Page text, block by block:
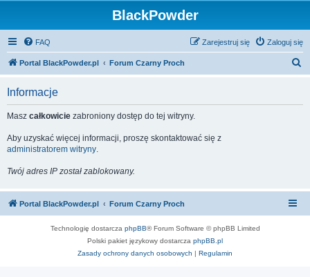
BlackPowder
FAQ Zaloguj się
Zarejestruj się
Portal BlackPowder.pl Forum Czarny Proch
Informacje
Masz całkowicie zabroniony dostęp do tej witryny.
Aby uzyskać więcej informacji, proszę skontaktować się z
administratorem witryny.
Twój adres IP został zablokowany.
Portal BlackPowder.pl Forum Czarny Proch
Technologię dostarcza phpBB® Forum Software © phpBB Limited
Polski pakiet językowy dostarcza phpBB.pl
Zasady ochrony danych osobowych | Regulamin